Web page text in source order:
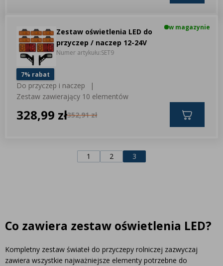
Zestaw oświetlenia LED do
przyczep / naczep 12-24V
Numer artykułu:SET9
w magazynie
7% rabat
Do przyczep i naczep
Zestaw zawierający 10 elementów
352,91 zł
328,99 zł
1 2 3
Co zawiera zestaw oświetlenia LED?
Kompletny zestaw świateł do przyczepy rolniczej zazwyczaj
zawiera wszystkie najważniejsze elementy potrzebne do